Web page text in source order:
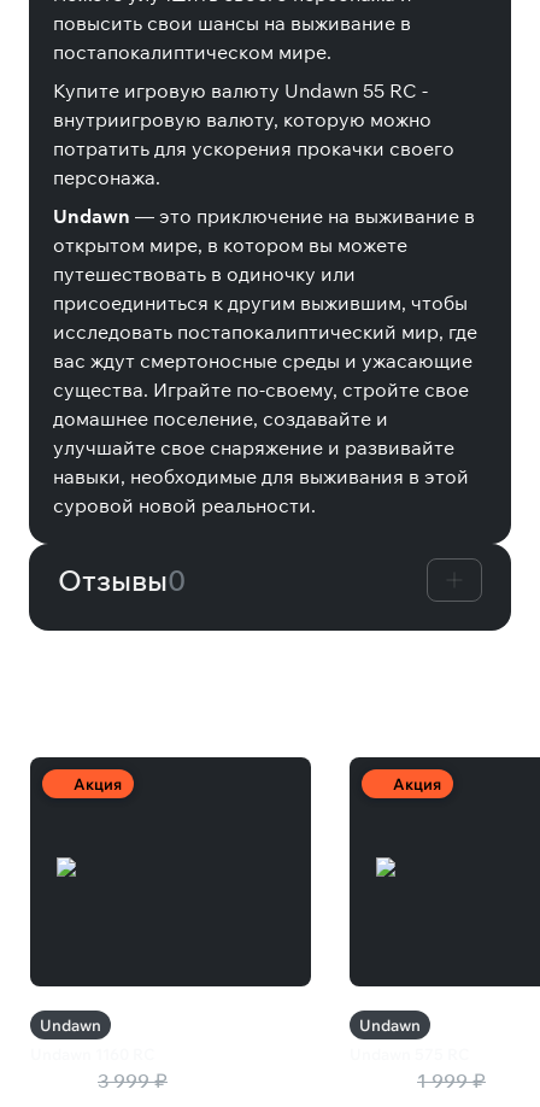
повысить свои шансы на выживание в
постапокалиптическом мире.
Купите игровую валюту Undawn 55 RC -
внутриигровую валюту, которую можно
потратить для ускорения прокачки своего
персонажа.
Undawn — это приключение на выживание в
открытом мире, в котором вы можете
путешествовать в одиночку или
присоединиться к другим выжившим, чтобы
исследовать постапокалиптический мир, где
вас ждут смертоносные среды и ужасающие
существа. Играйте по-своему, стройте свое
домашнее поселение, создавайте и
улучшайте свое снаряжение и развивайте
навыки, необходимые для выживания в этой
суровой новой реальности.
Отзывы0
Акция
Undawn
3 999 ₽
Акция
Undawn
1 999 ₽